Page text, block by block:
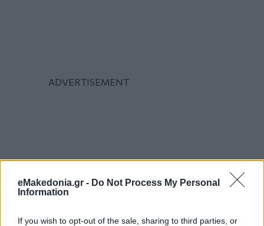
eMakedonia.gr - Do Not Process My Personal
Information
If you wish to opt-out of the sale, sharing to third parties, or